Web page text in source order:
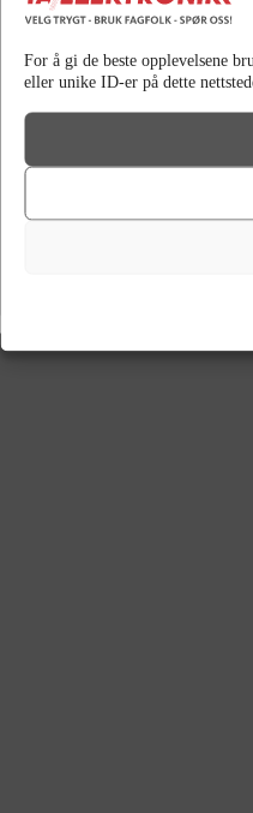
For å gi de beste opplevelsene
eller unike ID-er på dette